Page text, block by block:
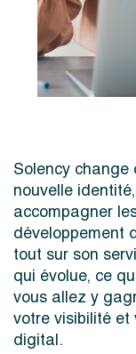
Solency
nouvelle
accompagner
développement
tout sur son
qui évolue, ce
vous allez y
votre visibilité
digital.